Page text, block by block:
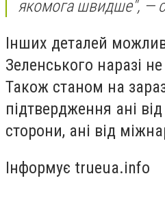
якомога швидше", —
Інших деталей
Зеленського наразі
Також станом на
підтвердження ані від
сторони, ані від
Інформує trueua.info